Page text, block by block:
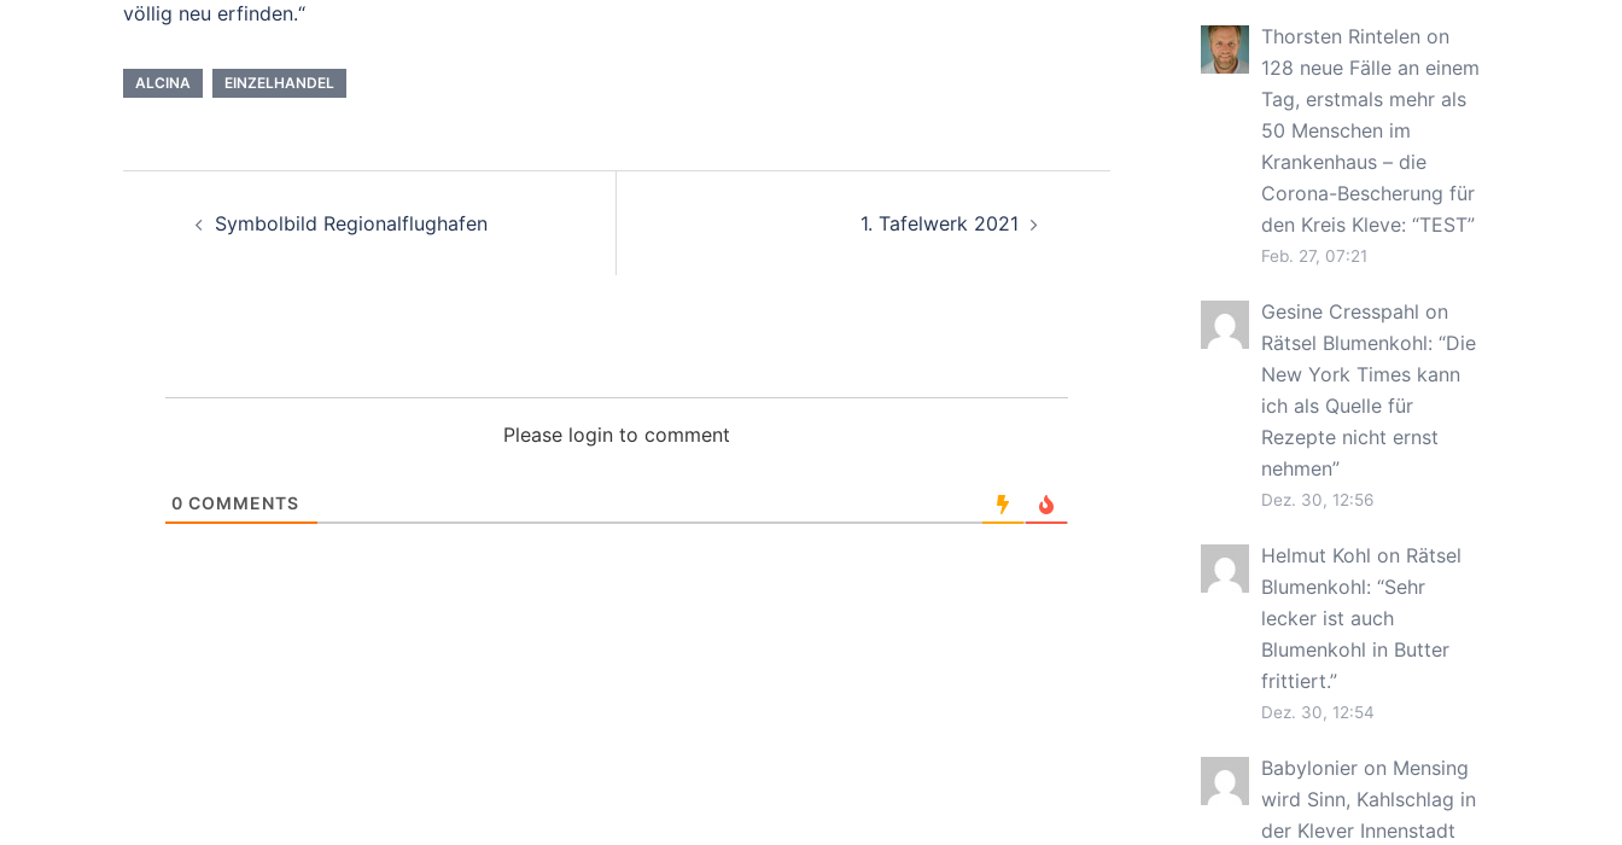
völlig neu erfinden.“
ALCINA EINZELHANDEL
Symbolbild Regionalflughafen 1. Tafelwerk 2021
Please login to comment
0 COMMENTS
Thorsten Rintelen on
128 neue Fälle an einem
Tag, erstmals mehr als
50 Menschen im
Krankenhaus – die
Corona-Bescherung für
den Kreis Kleve: “TEST”
Feb. 27, 07:21
Gesine Cresspahl on
Rätsel Blumenkohl: “Die
New York Times kann
ich als Quelle für
Rezepte nicht ernst
nehmen”
Dez. 30, 12:56
Helmut Kohl on Rätsel
Blumenkohl: “Sehr
lecker ist auch
Blumenkohl in Butter
frittiert.”
Dez. 30, 12:54
Babylonieron Mensing
wird Sinn, Kahlschlag in
der Klever Innenstadt